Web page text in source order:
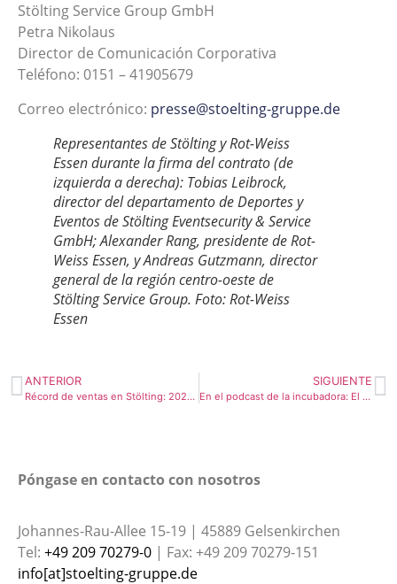
Stölting Service Group GmbH
Petra Nikolaus
Director de Comunicación Corporativa
Teléfono: 0151 – 41905679
Correo electrónico: presse@stoelting-gruppe.de
Representantes de Stölting y Rot-Weiss
Essen durante la firma del contrato (de
izquierda a derecha): Tobias Leibrock,
director del departamento de Deportes y
Eventos de Stölting Eventsecurity & Service
GmbH; Alexander Rang, presidente de Rot-
Weiss Essen, y Andreas Gutzmann, director
general de la región centro-oeste de
Stölting Service Group. Foto: Rot-Weiss
Essen
ANTERIOR
Récord de ventas en Stölting: 2024 es el ejercicio más exitoso desde su fundación hace 125 años.
SIGUIENTE
En el podcast de la incubadora: El Dr. Boris Westerfeld habla de la receta del éxito de Stölting y de su traslado a Austria.
Póngase en contacto con nosotros
Johannes-Rau-Allee 15-19 | 45889 Gelsenkirchen
Tel: +49 209 70279-0 | Fax: +49 209 70279-151
info[at]stoelting-gruppe.de